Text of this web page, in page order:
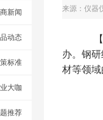
新闻
动态
标准
大咖
推荐
来源： 仪器
【
办。钢
材等领域